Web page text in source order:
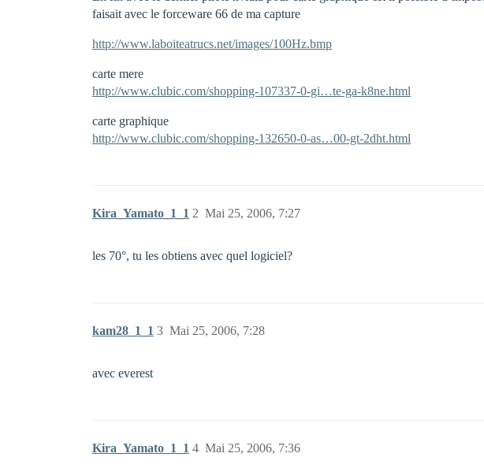
faisait avec le forceware 66 de ma capture
http://www.laboiteatrucs.net/images/100Hz.bmp
carte mere
http://www.clubic.com/shopping-107337-0-gi…te-ga-k8ne.html
carte graphique
http://www.clubic.com/shopping-132650-0-as…00-gt-2dht.html
Kira_Yamato_1_1 Mai 25, 2006, 7:27
2
les 70°, tu les obtiens avec quel logiciel?
kam28_1_1 Mai 25, 2006, 7:28
3
avec everest
Kira_Yamato_1_1 Mai 25, 2006, 7:36
4